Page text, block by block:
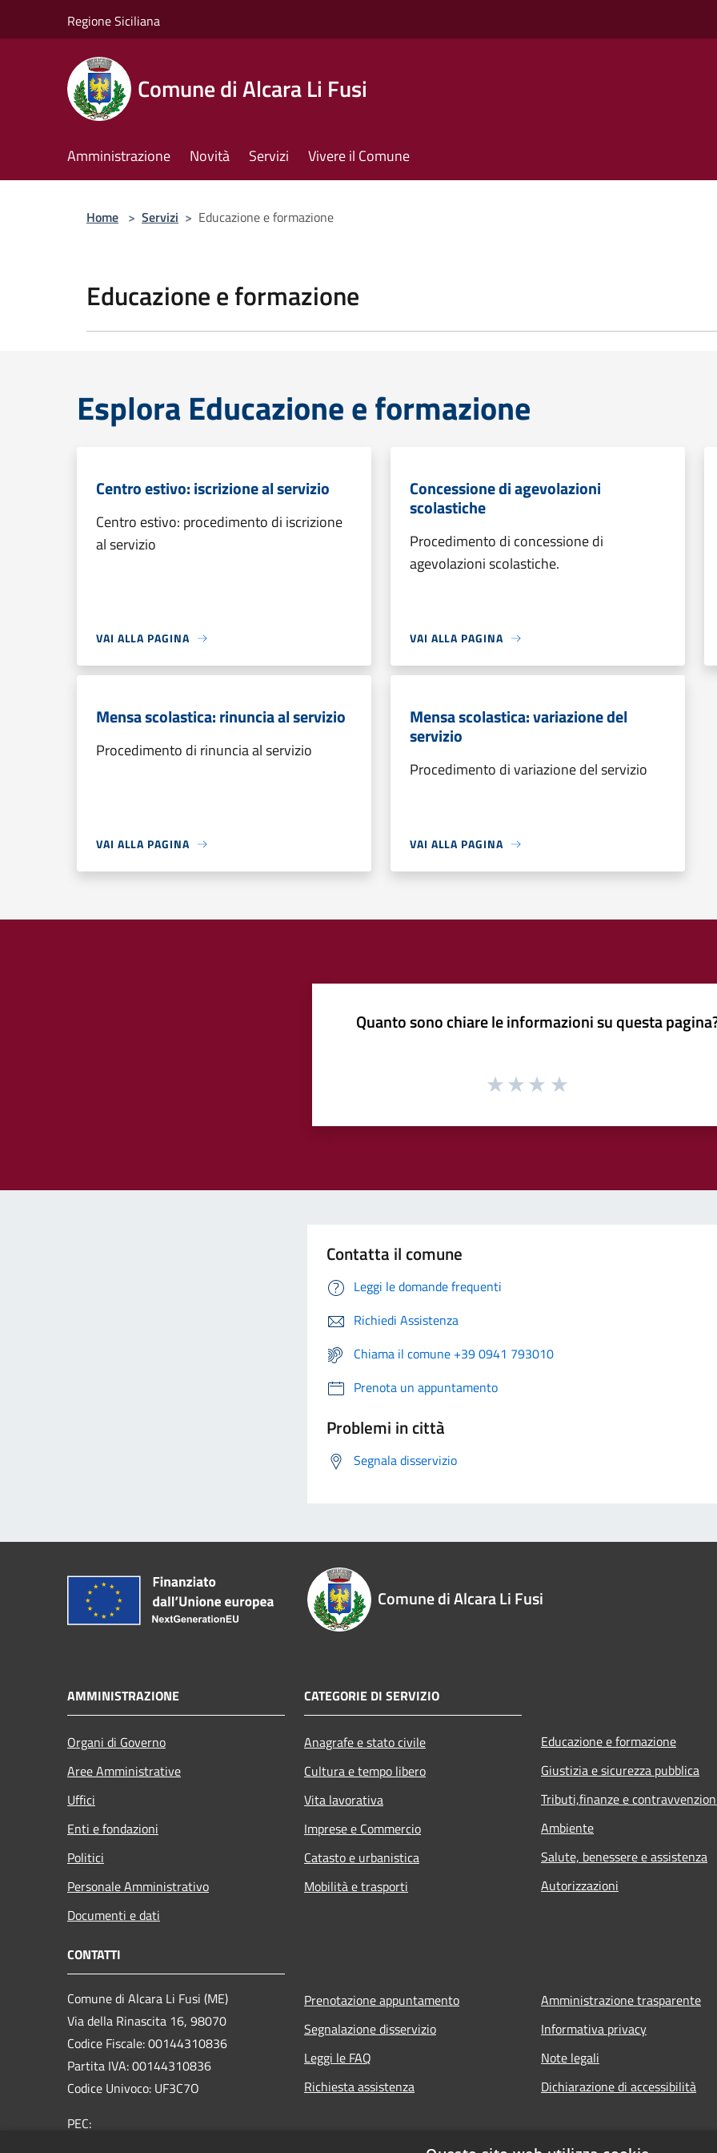
Regione Siciliana
Comune di Alcara Li Fusi
Amministrazione Novità Servizi Vivere il Comune
Home > Servizi > Educazione e formazione
Educazione e formazione
Esplora Educazione e formazione
Centro estivo: iscrizione al servizio
Centro estivo: procedimento di iscrizione
al servizio
VAI ALLA PAGINA
Concessione di agevolazioni
scolastiche
Procedimento di concessione di
agevolazioni scolastiche.
VAI ALLA PAGINA
Mensa scolastica: rinuncia al servizio
Procedimento di rinuncia al servizio
VAI ALLA PAGINA
Mensa scolastica: variazione del
servizio
Procedimento di variazione del servizio
VAI ALLA PAGINA
Quanto sono chiare le informazioni su questa
Contatta il comune
Leggi le domande frequenti
Richiedi Assistenza
Chiama il comune +39 0941 793010
Prenota un appuntamento
Problemi in città
Segnala disservizio
Comune di Alcara Li Fusi
AMMINISTRAZIONE
Organi di Governo
Aree Amministrative
Uffici
Enti e fondazioni
Politici
Personale Amministrativo
Documenti e dati
CATEGORIE DI SERVIZIO
Anagrafe e stato civile
Cultura e tempo libero
Vita lavorativa
Imprese e Commercio
Catasto e urbanistica
Mobilità e trasporti
Educazione e formazione
Giustizia e sicurezza pubblica
Tributi,finanze e
Ambiente
Salute, benessere e assistenza
Autorizzazioni
CONTATTI
Comune di Alcara Li Fusi (ME)
Via della Rinascita 16, 98070
Codice Fiscale: 00144310836
Partita IVA: 00144310836
Codice Univoco: UF3C7O
PEC:
Prenotazione appuntamento
Segnalazione disservizio
Leggi le FAQ
Richiesta assistenza
Amministrazione trasparente
Informativa privacy
Note legali
Dichiarazione di accessibilità